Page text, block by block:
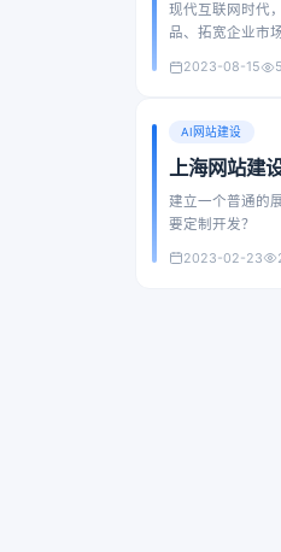
现代互联网时代
品、拓宽企业市
2023-08-15
AI网站建设
上海网站建
建立一个普通的展示型
要定制开发？
2023-02-23